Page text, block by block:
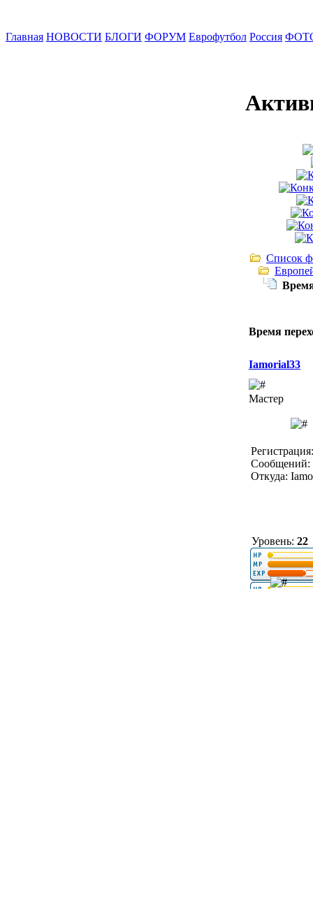
Главная НОВОСТИ БЛОГИ ФОРУМ Еврофутбол Россия
Список
Время
Iamorial33
Мастер
Сообщений:
Откуда:
Уровень: 22